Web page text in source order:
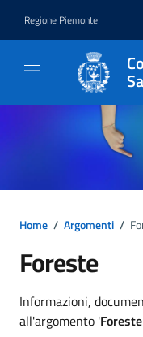
Regione Piemonte
Home / Argomenti /
Foreste
Dettagli
Informazioni,
all'argomento 'Foreste